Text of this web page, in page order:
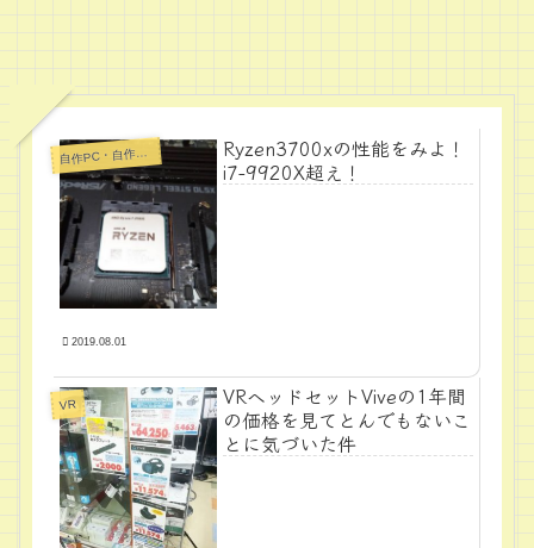
自
作PC・自作パーツ
Ryzen3700xの性能をみよ！
i7-9920X超え！
2019.08.01
VR
VRヘッドセットViveの1年間
の価格を見てとんでもないこ
とに気づいた件